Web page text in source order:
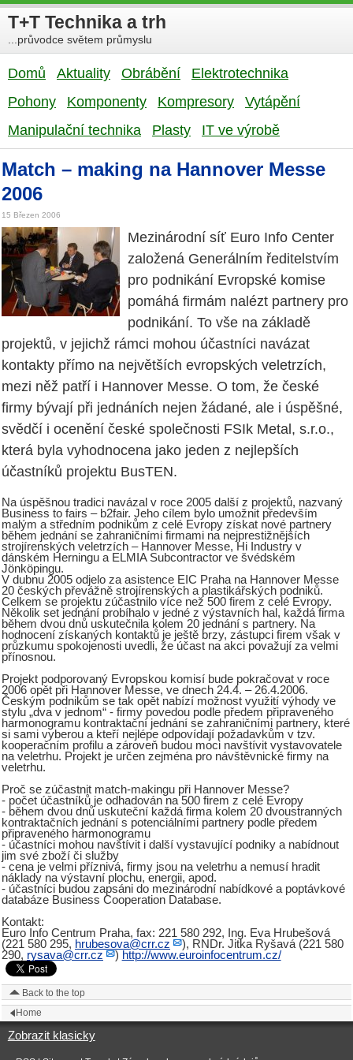
T+T Technika a trh
...průvodce světem průmyslu
Domů Aktuality Obrábění
Elektrotechnika
Pohony
Komponenty Kompresory
Vytápění
Manipulační technika
Plasty IT ve výrobě
Match – making na Hannover Messe
2006
15 Březen 2006
Mezinárodní síť Euro Info Center
založená Generálním ředitelstvím
pro podnikání Evropské komise
pomáhá firmám nalézt partnery pro
podnikání. To vše na základě
projektů, v jejichž rámci mohou účastníci navázat
kontakty přímo na největších evropských veletrzích,
mezi něž patří i Hannover Messe. O tom, že české
firmy bývají při jednáních nejen žádané, ale i úspěšné,
svědčí i ocenění české společnosti FSIk Metal, s.r.o.,
která byla vyhodnocena jako jeden z nejlepších
účastníků projektu BusTEN.
Na úspěšnou tradici navázal v roce 2005 další z projektů, nazvaný
Business to fairs – b2fair. Jeho cílem bylo umožnit především
malým a středním podnikům z celé Evropy získat nové partnery
během jednání se zahraničními firmami na nejprestižnějších
strojírenských veletrzích – Hannover Messe, Hi Industry v
dánském Herningu a ELMIA Subcontractor ve švédském
Jönköpingu.
V dubnu 2005 odjelo za asistence EIC Praha na Hannover Messe
20 českých převážně strojírenských a plastikářských podniků.
Celkem se projektu zúčastnilo více než 500 firem z celé Evropy.
Několik set jednání probíhalo v jedné z výstavních hal, každá firma
během dvou dnů uskutečnila kolem 20 jednání s partnery. Na
hodnocení získaných kontaktů je ještě brzy, zástupci firem však v
průzkumu spokojenosti uvedli, že účast na akci považují za velmi
přínosnou.
Projekt podporovaný Evropskou komisí bude pokračovat v roce
2006 opět při Hannover Messe, ve dnech 24.4. – 26.4.2006.
Českým podnikům se tak opět nabízí možnost využití výhody ve
stylu „dva v jednom“ - firmy povedou podle předem připraveného
harmonogramu kontraktační jednání se zahraničními partnery, které
si sami vyberou a kteří nejlépe odpovídají požadavkům v tzv.
kooperačním profilu a zároveň budou moci navštívit vystavovatele
na veletrhu. Projekt je určen zejména pro návštěvnické firmy na
veletrhu.
Proč se zúčastnit match-makingu při Hannover Messe?
- počet účastníků je odhadován na 500 firem z celé Evropy
- během dvou dnů uskuteční každá firma kolem 20 dvoustranných
kontraktačních jednání s potenciálními partnery podle předem
připraveného harmonogramu
- účastníci mohou navštívit i další vystavující podniky a nabídnout
jim své zboží či služby
- cena je velmi příznivá, firmy jsou na veletrhu a nemusí hradit
náklady na výstavní plochu, energii, apod.
- účastníci budou zapsáni do mezinárodní nabídkové a poptávkové
databáze Business Cooperation Database.
Kontakt:
Euro Info Centrum Praha, fax: 221 580 292, Ing. Eva Hrubešová
(221 580 295, hrubesova@crr.cz
), RNDr. Jitka Ryšavá (221 580
290, rysava@crr.cz ) http://www.euroinfocentrum.cz/
Back to the top
Home
Zobrazit klasicky